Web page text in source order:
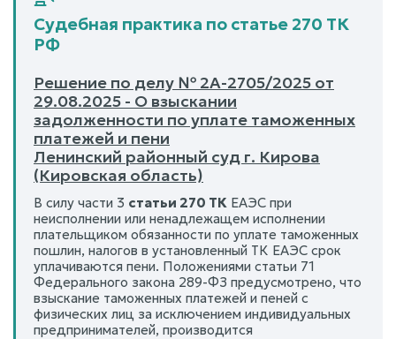
Судебная практика по статье 270 ТК
РФ
Решение по делу № 2А-2705/2025 от
29.08.2025 - О взыскании
задолженности по уплате таможенных
платежей и пени
Ленинский районный суд г. Кирова
(Кировская область)
В силу части 3 статьи 270 ТК ЕАЭС при
неисполнении или ненадлежащем исполнении
плательщиком обязанности по уплате таможенных
пошлин, налогов в установленный ТК ЕАЭС срок
уплачиваются пени. Положениями статьи 71
Федерального закона 289-ФЗ предусмотрено, что
взыскание таможенных платежей и пеней с
физических лиц за исключением индивидуальных
предпринимателей, производится